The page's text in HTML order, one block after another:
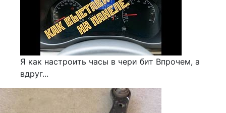
Я как настроить часы в чери бит Впрочем, а
вдруг...